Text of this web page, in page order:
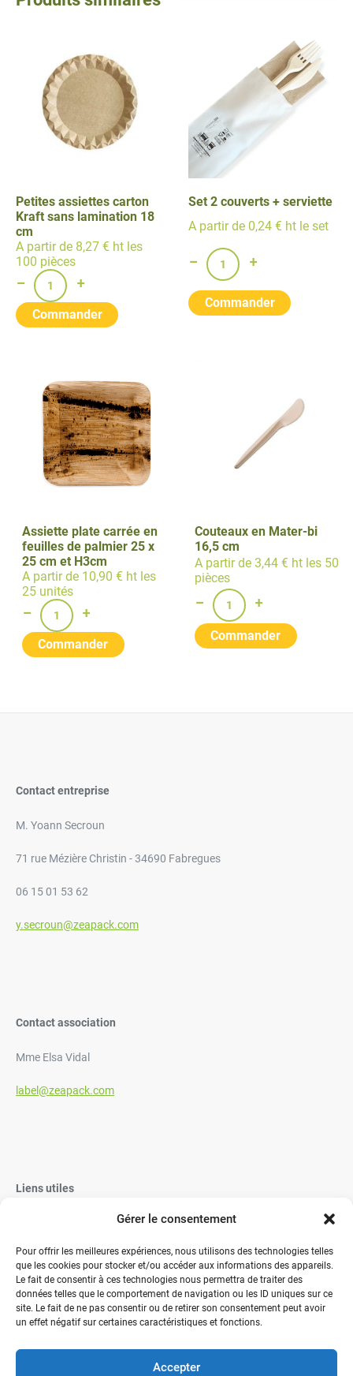
Gérer le consentement
Pour offrir les meilleures expériences, nous utilisons des technologies telles
que les cookies pour stocker et/ou accéder aux informations des appareils.
Le fait de consentir à ces technologies nous permettra de traiter des
données telles que le comportement de navigation ou les ID uniques sur ce
site. Le fait de ne pas consentir ou de retirer son consentement peut avoir
un effet négatif sur certaines caractéristiques et fonctions.
Accepter
Petites assiettes carton
Kraft sans lamination 18
cm
A partir de 8,27 € ht les
100 pièces
Set 2 couverts + serviette
A partir de 0,24 € ht le set
Assiette plate carrée en
feuilles de palmier 25 x
25 cm et H3cm
A partir de 10,90 € ht les
25 unités
Couteaux en Mater-bi
16,5 cm
A partir de 3,44 € ht les 50
pièces
Contact entreprise
M. Yoann Secroun
71 rue Mézière Christin - 34690 Fabregues
06 15 01 53 62
y.secroun@zeapack.com
Contact association
Mme Elsa Vidal
label@zeapack.com
Liens utiles
Vaisselle réutilisable éco-responsable
Contactez-nous